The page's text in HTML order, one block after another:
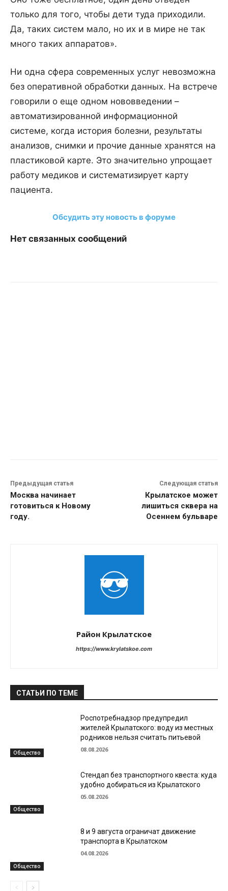
только для того, чтобы дети туда приходили.
Да, таких систем мало, но их и в мире не так
много таких аппаратов».
Ни одна сфера современных услуг невозможна
без оперативной обработки данных. На встрече
говорили о еще одном нововведении –
автоматизированной информационной
системе, когда история болезни, результаты
анализов, снимки и прочие данные хранятся на
пластиковой карте. Это значительно упрощает
работу медиков и систематизирует карту
пациента.
Обсудить эту новость в форуме
Нет связанных сообщений
Предыдущая статья
Москва начинает
готовиться к Новому
году.
Следующая статья
Крылатское может
лишиться сквера на
Осеннем бульваре
Район Крылатское
https://www.krylatskoe.com
СТАТЬИ ПО ТЕМЕ
Общество
Роспотребнадзор предупредил
жителей Крылатского: воду из местных
родников нельзя считать питьевой
08.08.2026
Общество
Стендап без транспортного квеста: куда
удобно добираться из Крылатского
05.08.2026
Общество
8 и 9 августа ограничат движение
транспорта в Крылатском
04.08.2026